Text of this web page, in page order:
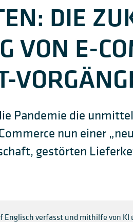
DIE
VON E-
Pandemie die
nun einer
gestörten
Englisch verfasst und mithilfe von KI